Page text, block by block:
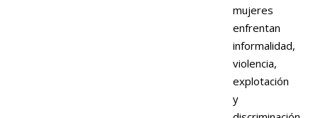
mujeres
enfrentan
informalidad,
violencia,
explotación
y